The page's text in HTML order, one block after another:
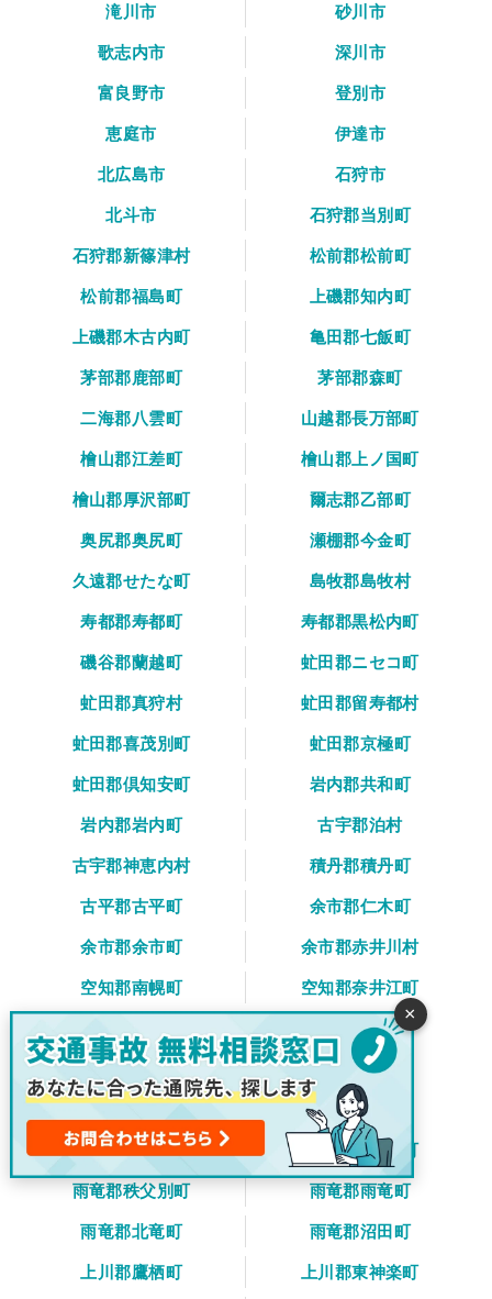
滝川市
砂川市
歌志内市
深川市
富良野市
登別市
恵庭市
伊達市
北広島市
石狩市
北斗市
石狩郡当別町
石狩郡新篠津村
松前郡松前町
松前郡福島町
上磯郡知内町
上磯郡木古内町
亀田郡七飯町
茅部郡鹿部町
茅部郡森町
二海郡八雲町
山越郡長万部町
檜山郡江差町
檜山郡上ノ国町
檜山郡厚沢部町
爾志郡乙部町
奥尻郡奥尻町
瀬棚郡今金町
久遠郡せたな町
島牧郡島牧村
寿都郡寿都町
寿都郡黒松内町
磯谷郡蘭越町
虻田郡ニセコ町
虻田郡真狩村
虻田郡留寿都村
虻田郡喜茂別町
虻田郡京極町
虻田郡倶知安町
岩内郡共和町
岩内郡岩内町
古宇郡泊村
古宇郡神恵内村
積丹郡積丹町
古平郡古平町
余市郡仁木町
余市郡余市町
余市郡赤井川村
空知郡南幌町
空知郡奈井江町
空知郡上砂川町
夕張郡由仁町
夕張郡長沼町
夕張郡栗山町
樺戸郡月形町
樺戸郡浦臼町
樺戸郡新十津川町
雨竜郡妹背牛町
雨竜郡秩父別町
雨竜郡雨竜町
雨竜郡北竜町
雨竜郡沼田町
上川郡鷹栖町
上川郡東神楽町
×